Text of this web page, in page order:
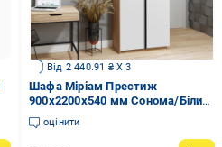
Від 2 440.91 ₴ X 3
Шафа Міріам Престиж
900x2200x540 мм Сонома/Білий
(20251)
оцінити